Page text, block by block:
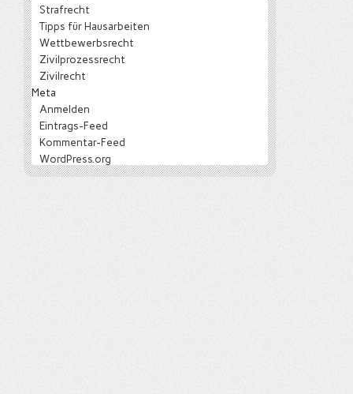
Strafrecht
Tipps für Hausarbeiten
Wettbewerbsrecht
Zivilprozessrecht
Zivilrecht
Meta
Anmelden
Eintrags-Feed
Kommentar-Feed
WordPress.org